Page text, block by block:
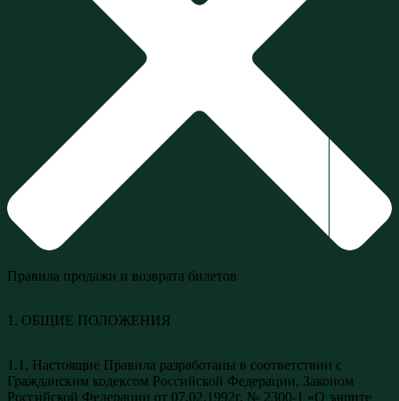
Правила продажи и возврата билетов
1. ОБЩИЕ ПОЛОЖЕНИЯ
1.1. Настоящие Правила разработаны в соответствии с
Гражданским кодексом Российской Федерации, Законом
Российской Федерации от 07.02.1992г. № 2300-1 «О защите